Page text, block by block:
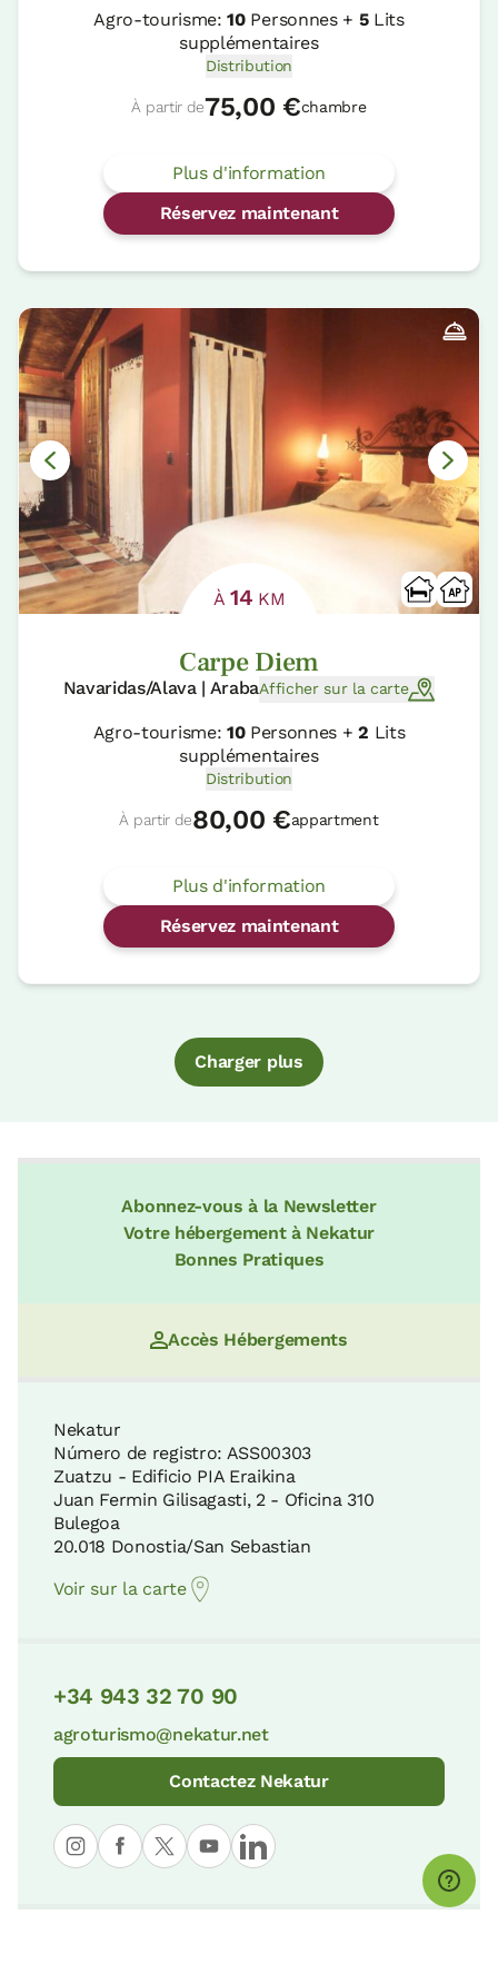
Agro-tourisme:10Personnes + 5Lits
supplémentaires
Distribution
À partir de75,00 €chambre
Plus d'information
Réservez maintenant
À 14 KM
Carpe Diem
Navaridas/Alava | ArabaAfficher sur la carte
Agro-tourisme: 10Personnes +2 Lits
supplémentaires
Distribution
À partir de80,00 €appartment
Plus d'information
Réservez maintenant
Charger plus
Abonnez-vous à la Newsletter
Votre hébergement à Nekatur
Bonnes Pratiques
Accès Hébergements
Nekatur
Número de registro: ASS00303
Zuatzu - Edificio PIA Eraikina
Juan Fermin Gilisagasti, 2 - Oficina 310
Bulegoa
20.018 Donostia/San Sebastian
Voir sur la carte
+34 943 32 70 90
agroturismo@nekatur.net
Contactez Nekatur